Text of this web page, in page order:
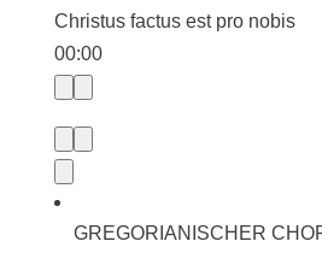
Christus factus est pro nobis
00:00
GREGORIANISCHER